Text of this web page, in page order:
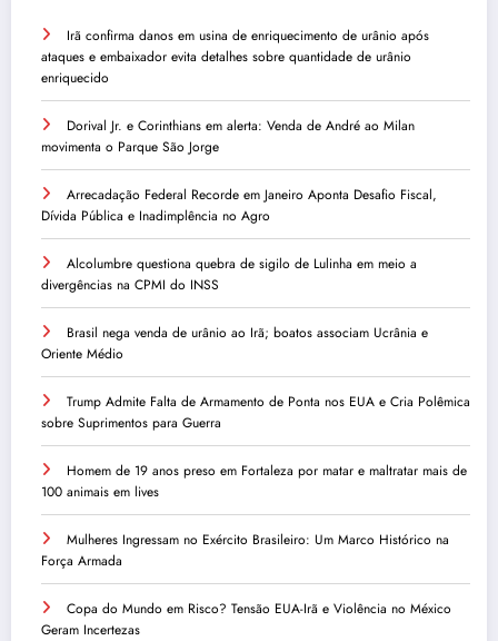
Irã confirma danos em usina de enriquecimento de urânio após
ataques e embaixador evita detalhes sobre quantidade de urânio
enriquecido
Dorival Jr. e Corinthians em alerta: Venda de André ao Milan
movimenta o Parque São Jorge
Arrecadação Federal Recorde em Janeiro Aponta Desafio Fiscal,
Dívida Pública e Inadimplência no Agro
Alcolumbre questiona quebra de sigilo de Lulinha em meio a
divergências na CPMI do INSS
Brasil nega venda de urânio ao Irã; boatos associam Ucrânia e
Oriente Médio
Trump Admite Falta de Armamento de Ponta nos EUA e Cria Polêmica
sobre Suprimentos para Guerra
Homem de 19 anos preso em Fortaleza por matar e maltratar mais de
100 animais em lives
Mulheres Ingressam no Exército Brasileiro: Um Marco Histórico na
Força Armada
Copa do Mundo em Risco? Tensão EUA-Irã e Violência no México
Geram Incertezas